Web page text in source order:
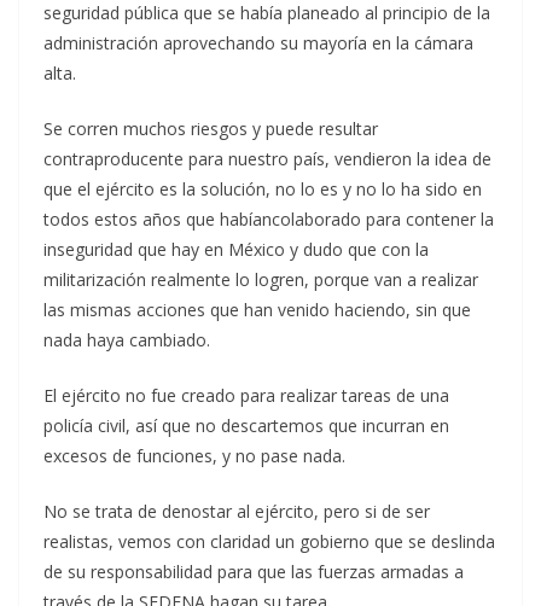
seguridad pública que se había planeado al principio de la
administración aprovechando su mayoría en la cámara
alta.
Se corren muchos riesgos y puede resultar
contraproducente para nuestro país, vendieron la idea de
que el ejército es la solución, no lo es y no lo ha sido en
todos estos años que habíancolaborado para contener la
inseguridad que hay en México y dudo que con la
militarización realmente lo logren, porque van a realizar
las mismas acciones que han venido haciendo, sin que
nada haya cambiado.
El ejército no fue creado para realizar tareas de una
policía civil, así que no descartemos que incurran en
excesos de funciones, y no pase nada.
No se trata de denostar al ejército, pero si de ser
realistas, vemos con claridad un gobierno que se deslinda
de su responsabilidad para que las fuerzas armadas a